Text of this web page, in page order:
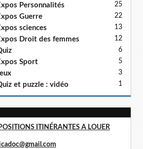
Personnalités 25
Guerre 22
sciences 13
Droit des femmes 12
6
Sport 5
3
et puzzle : vidéo 1
ITINÉRANTES A LOUER